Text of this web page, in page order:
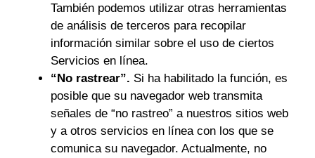
También podemos utilizar otras herramientas
de análisis de terceros para recopilar
información similar sobre el uso de ciertos
Servicios en línea.
“No rastrear”. Si ha habilitado la función, es
posible que su navegador web transmita
señales de “no rastreo” a nuestros sitios web
y a otros servicios en línea con los que se
comunica su navegador. Actualmente, no